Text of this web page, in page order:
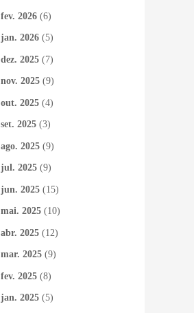
fev. 2026 (6)
jan. 2026 (5)
dez. 2025 (7)
nov. 2025 (9)
out. 2025 (4)
set. 2025 (3)
ago. 2025 (9)
jul. 2025 (9)
jun. 2025 (15)
mai. 2025 (10)
abr. 2025 (12)
mar. 2025 (9)
fev. 2025 (8)
jan. 2025 (5)